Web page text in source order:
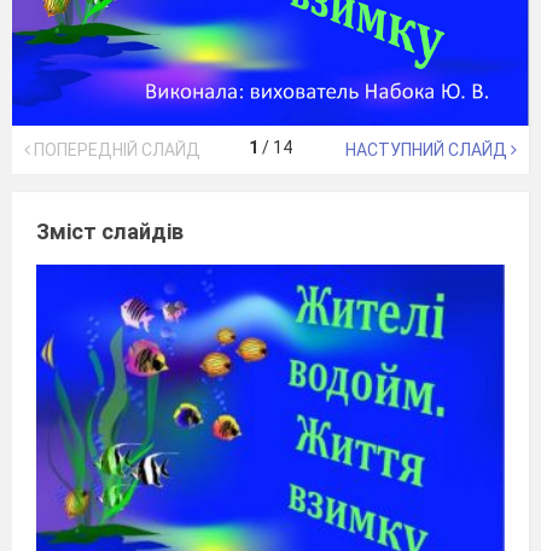
ПОПЕРЕДНІЙ СЛАЙД 1 / 14 НАСТУПНИЙ СЛАЙД
Зміст слайдів